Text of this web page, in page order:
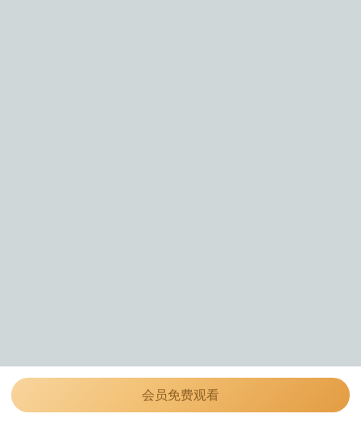
会员免费观看